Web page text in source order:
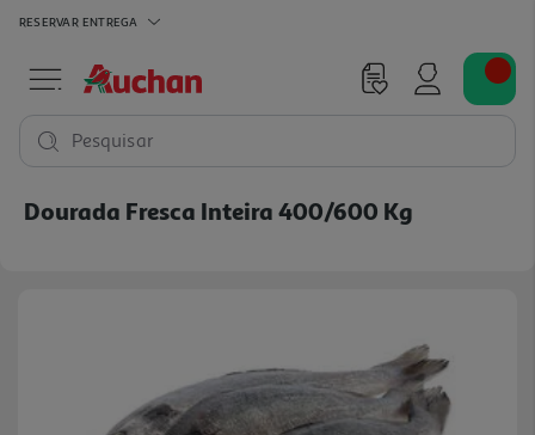
RESERVAR ENTREGA
Pesquisar
Dourada Fresca Inteira 400/600 Kg